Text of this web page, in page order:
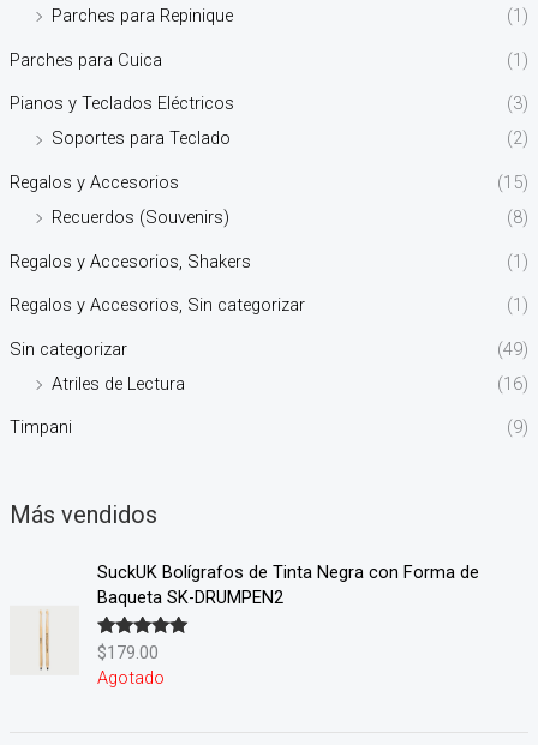
Parches para Repinique
(1)
Parches para Cuica (1)
Pianos y Teclados Eléctricos
(3)
Soportes para Teclado
(2)
Regalos y Accesorios
(15)
Recuerdos (Souvenirs)
(8)
Regalos y Accesorios, Shakers (1)
Regalos y Accesorios, Sin categorizar (1)
Sin categorizar
(49)
Atriles de Lectura
(16)
Timpani (9)
Más vendidos
SuckUK Bolígrafos de Tinta Negra con Forma de
Baqueta SK-DRUMPEN2
Valorado en
5.00
de 5
$179.00
Agotado